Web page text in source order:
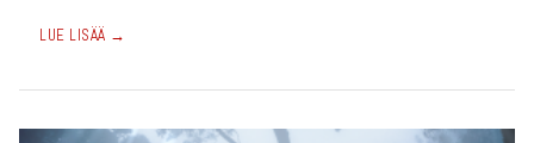
LUE LISÄÄ →